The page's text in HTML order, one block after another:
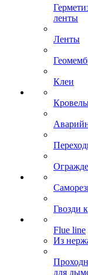
ленты
Ленты
Клеи
Гвозди
Flue line
Из
для